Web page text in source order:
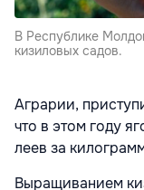
В Республике
кизиловых садов.
Аграрии,
что в этом году
леев за
Выращиванием